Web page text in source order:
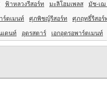
ฟ้าหลวงรีสอร์ท มะลิโฮมเพลส มัช-เ
ร์ตเมนท์ ศุภพิชญ์รีสอร์ท ศุภฤทธิ์รีสอร์
เดนท์ อุดรสตาร์ เอกอุดรอพาร์ตเมนท์